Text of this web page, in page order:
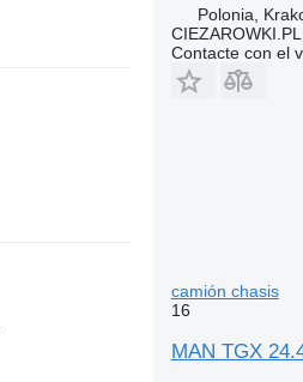
Polonia,
CIEZAROWKI.PL
Contacte con el
camión chasis
16
MAN TGX